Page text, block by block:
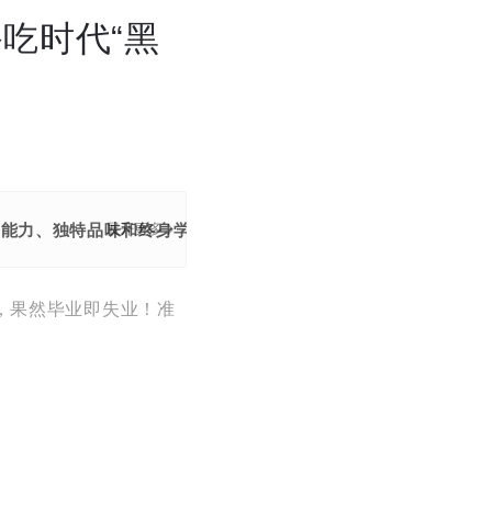
时代“黑
力、独特品味和终身学习，呼吁年轻人突破传统教育框架，
展开更多
果然毕业即失业！准